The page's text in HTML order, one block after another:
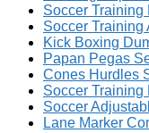
Soccer Training
Soccer Training
Kick Boxing
Papan Pegas
Cones Hurdles
Soccer
Soccer
Lane Marker